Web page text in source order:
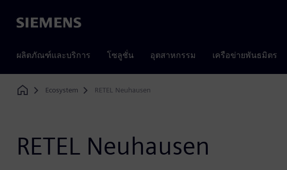
Siemens
ผลิตภัณฑ์และบริการ โซลูชั่น อุตสาหกรรม เครือข่ายพันธมิตร
Home
Ecosystem RETEL Neuhausen
RETEL Neuhausen